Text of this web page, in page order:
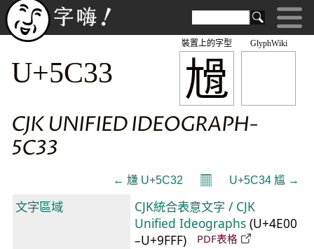
GlyphWiki
尳
裝置上的字型
U+5C33
CJK UNIFIED IDEOGRAPH-
5C33
← 尲 U+5C32 𝄜 U+5C34 尴 →
文字區域
CJK統合表意文字 / CJK
Unified Ideographs (U+4E00
–U+9FFF)
PDF表格